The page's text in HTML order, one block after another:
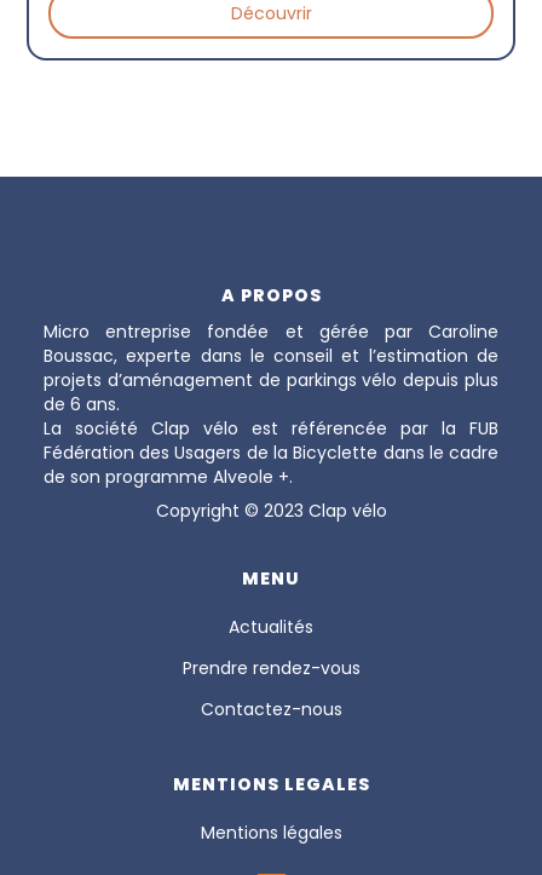
Découvrir
A PROPOS
Micro entreprise fondée et gérée par Caroline
Boussac, experte dans le conseil et l’estimation de
projets d’aménagement de parkings vélo depuis plus
de 6 ans.
La société Clap vélo est référencée par la FUB
Fédération des Usagers de la Bicyclette dans le cadre
de son programme Alveole +.
Copyright © 2023 Clap vélo
MENU
Actualités
Prendre rendez-vous
Contactez-nous
MENTIONS LEGALES
Mentions légales